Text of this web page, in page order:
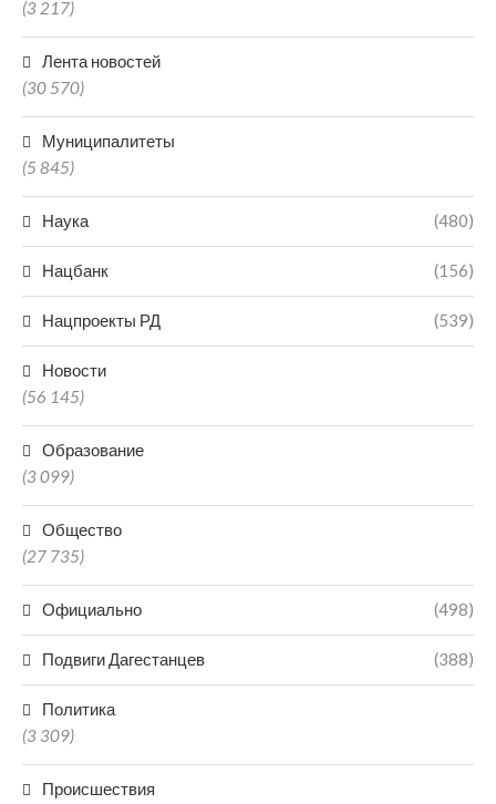
(3 217)
Лента новостей
(30 570)
Муниципалитеты
(5 845)
Наука (480)
Нацбанк (156)
Нацпроекты РД (539)
Новости
(56 145)
Образование
(3 099)
Общество
(27 735)
Официально (498)
Подвиги Дагестанцев (388)
Политика
(3 309)
Происшествия